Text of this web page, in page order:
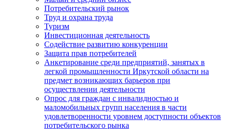
Потребительский рынок
Труд и охрана труда
Туризм
Инвестиционная деятельность
Содействие развитию конкуренции
Защита прав потребителей
Анкетирование среди предприятий, занятых в
легкой промышленности Иркутской области на
предмет возникающих барьеров при
осуществлении деятельности
Опрос для граждан с инвалидностью и
маломобильных групп населения в части
удовлетворенности уровнем доступности объектов
потребительского рынка